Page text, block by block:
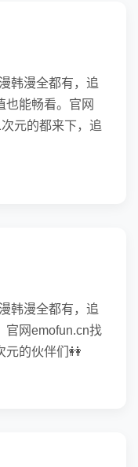
韩漫全都有，追
也能畅看。官网
元的都来下，追
韩漫全都有，追
官网emofun.cn找
元的伙伴们👭